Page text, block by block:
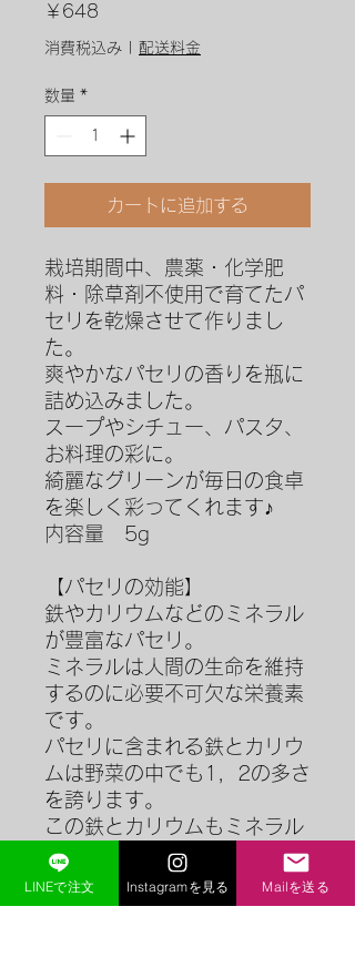
￥648
格
消費税込み 配送料金
数量 *
カートに追加する
栽培期間中、農薬・化学肥
料・除草剤不使用で育てたパ
セリを乾燥させて作りまし
た。
爽やかなパセリの香りを瓶に
詰め込みました。
スープやシチュー、パスタ、
お料理の彩に。
綺麗なグリーンが毎日の食卓
を楽しく彩ってくれます♪
内容量 5g
【パセリの効能】
鉄やカリウムなどのミネラル
が豊富なパセリ。
ミネラルは人間の生命を維持
するのに必要不可欠な栄養素
です。
パセリに含まれる鉄とカリウ
ムは野菜の中でも1，2の多さ
を誇ります。
この鉄とカリウムもミネラル
の種類のひとつです。
※この商品は送料600円とな
LINEで注文 Instagramを見る Mailを送る